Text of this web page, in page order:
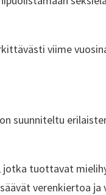
viime
suunniteltu
tuottavat
verenkiertoa